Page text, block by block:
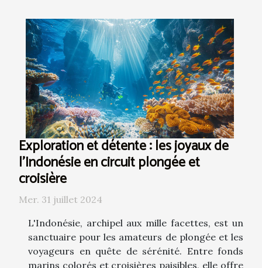
Exploration et détente : les joyaux de
l'Indonésie en circuit plongée et
croisière
Mer. 31 juillet 2024
L'Indonésie, archipel aux mille facettes, est un
sanctuaire pour les amateurs de plongée et les
voyageurs en quête de sérénité. Entre fonds
marins colorés et croisières paisibles, elle offre